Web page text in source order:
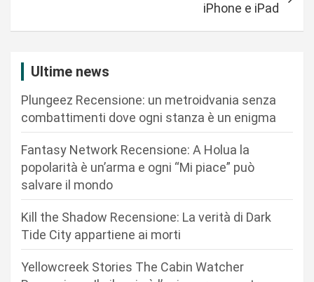
a
iPhone e iPad
Ultime news
Plungeez Recensione: un metroidvania senza
combattimenti dove ogni stanza è un enigma
Fantasy Network Recensione: A Holua la
popolarità è un’arma e ogni “Mi piace” può
salvare il mondo
Kill the Shadow Recensione: La verità di Dark
Tide City appartiene ai morti
Yellowcreek Stories The Cabin Watcher